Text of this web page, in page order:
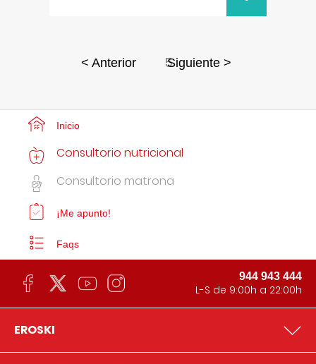
< Anterior 5
Siguiente >
Inicio
Consultorio nutricional
Consultorio matrona
¡Me apunto!
Faqs
944 943 444
L-S de 9:00h a 22:00h
EROSKI